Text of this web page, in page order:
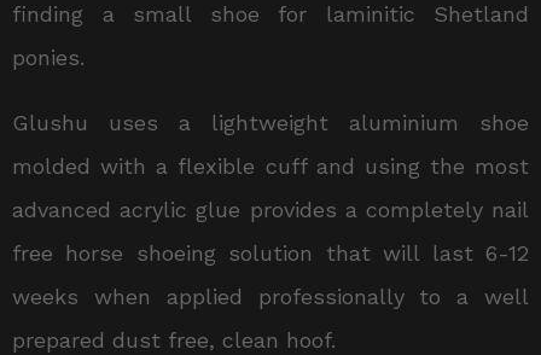
finding a small shoe for laminitic Shetland
ponies.
Glushu uses a lightweight aluminium shoe
molded with a flexible cuff and using the most
advanced acrylic glue provides a completely nail
free horse shoeing solution that will last 6-12
weeks when applied professionally to a well
prepared dust free, clean hoof.